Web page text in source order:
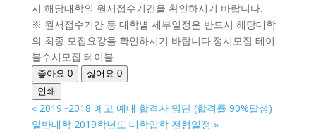
시 해당대학의 원서접수기간을 확인하시기 바랍니다.
※ 원서접수기간 등 대학별 세부일정은 반드시 해당대학
의 최종 모집요강을 확인하시기 바랍니다.정시모집 테이
블수시모집 테이블
좋아요 0 싫어요 0
인쇄
« 2019~2018 예고 예대 합격자 명단 (합격률 90%달성)
일반대학 2019학년도 대학입학 전형일정 »